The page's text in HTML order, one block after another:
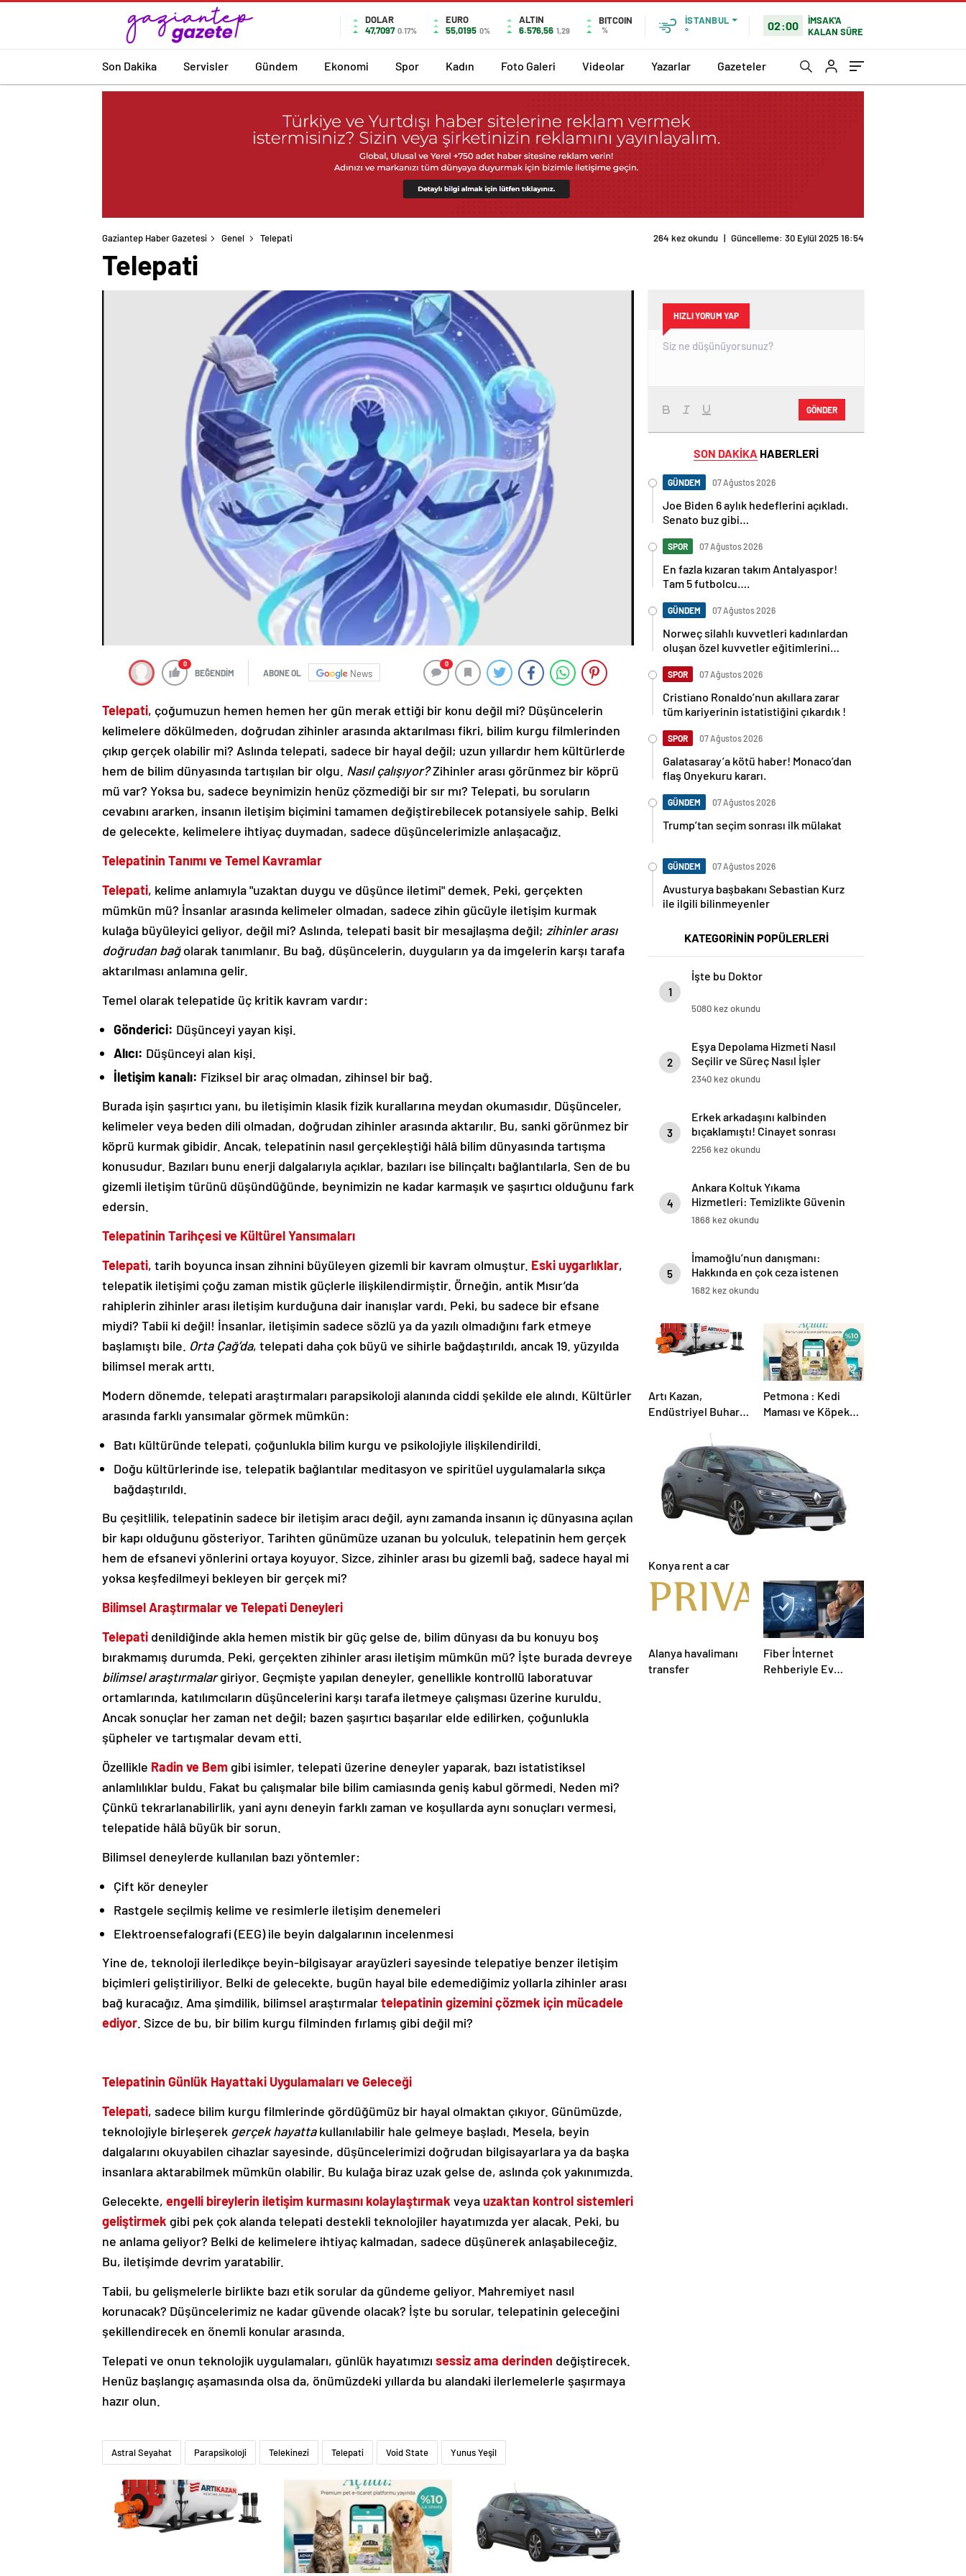
DOLAR
47,7097 0.17%
EURO
55,0195 0%
ALTIN
6.576,56 1,29
BITCOIN
%
İSTANBUL
°
02:00
İMSAK'A
KALAN SÜRE
Son Dakika Servisler Gündem Ekonomi Spor Kadın Foto Galeri Videolar Yazarlar Gazeteler
Gaziantep Haber Gazetesi Genel Telepati 264 kez okundu | Güncelleme: 30 Eylül 2025 16:54
Telepati
0
BEĞENDİM ABONE OL News
0
Telepati, çoğumuzun hemen hemen her gün merak ettiği bir konu değil mi? Düşüncelerin
kelimelere dökülmeden, doğrudan zihinler arasında aktarılması fikri, bilim kurgu filmlerinden
çıkıp gerçek olabilir mi? Aslında telepati, sadece bir hayal değil; uzun yıllardır hem kültürlerde
hem de bilim dünyasında tartışılan bir olgu. Nasıl çalışıyor?Zihinler arası görünmez bir köprü
mü var? Yoksa bu, sadece beynimizin henüz çözmediği bir sır mı? Telepati, bu soruların
cevabını ararken, insanın iletişim biçimini tamamen değiştirebilecek potansiyele sahip. Belki
de gelecekte, kelimelere ihtiyaç duymadan, sadece düşüncelerimizle anlaşacağız.
Telepatinin Tanımı ve Temel Kavramlar
Telepati, kelime anlamıyla "uzaktan duygu ve düşünce iletimi" demek. Peki, gerçekten
mümkün mü? İnsanlar arasında kelimeler olmadan, sadece zihin gücüyle iletişim kurmak
kulağa büyüleyici geliyor, değil mi? Aslında, telepati basit bir mesajlaşma değil; zihinler arası
doğrudan bağolarak tanımlanır. Bu bağ, düşüncelerin, duyguların ya da imgelerin karşı tarafa
aktarılması anlamına gelir.
Temel olarak telepatide üç kritik kavram vardır:
Gönderici: Düşünceyi yayan kişi.
Alıcı: Düşünceyi alan kişi.
İletişim kanalı: Fiziksel bir araç olmadan, zihinsel bir bağ.
Burada işin şaşırtıcı yanı, bu iletişimin klasik fizik kurallarına meydan okumasıdır. Düşünceler,
kelimeler veya beden dili olmadan, doğrudan zihinler arasında aktarılır. Bu, sanki görünmez bir
köprü kurmak gibidir. Ancak, telepatinin nasıl gerçekleştiği hâlâ bilim dünyasında tartışma
konusudur. Bazıları bunu enerji dalgalarıyla açıklar, bazıları ise bilinçaltı bağlantılarla. Sen de bu
gizemli iletişim türünü düşündüğünde, beynimizin ne kadar karmaşık ve şaşırtıcı olduğunu fark
edersin.
Telepatinin Tarihçesi ve Kültürel Yansımaları
Telepati, tarih boyunca insan zihnini büyüleyen gizemli bir kavram olmuştur. Eski uygarlıklar,
telepatik iletişimi çoğu zaman mistik güçlerle ilişkilendirmiştir. Örneğin, antik Mısır’da
rahiplerin zihinler arası iletişim kurduğuna dair inanışlar vardı. Peki, bu sadece bir efsane
miydi? Tabii ki değil! İnsanlar, iletişimin sadece sözlü ya da yazılı olmadığını fark etmeye
başlamıştı bile. Orta Çağ’da, telepati daha çok büyü ve sihirle bağdaştırıldı, ancak 19. yüzyılda
bilimsel merak arttı.
Modern dönemde, telepati araştırmaları parapsikoloji alanında ciddi şekilde ele alındı. Kültürler
arasında farklı yansımalar görmek mümkün:
Batı kültüründe telepati, çoğunlukla bilim kurgu ve psikolojiyle ilişkilendirildi.
Doğu kültürlerinde ise, telepatik bağlantılar meditasyon ve spiritüel uygulamalarla sıkça
bağdaştırıldı.
Bu çeşitlilik, telepatinin sadece bir iletişim aracı değil, aynı zamanda insanın iç dünyasına açılan
bir kapı olduğunu gösteriyor. Tarihten günümüze uzanan bu yolculuk, telepatinin hem gerçek
hem de efsanevi yönlerini ortaya koyuyor. Sizce, zihinler arası bu gizemli bağ, sadece hayal mi
yoksa keşfedilmeyi bekleyen bir gerçek mi?
Bilimsel Araştırmalar ve Telepati Deneyleri
Telepati denildiğinde akla hemen mistik bir güç gelse de, bilim dünyası da bu konuyu boş
bırakmamış durumda. Peki, gerçekten zihinler arası iletişim mümkün mü? İşte burada devreye
bilimsel araştırmalargiriyor. Geçmişte yapılan deneyler, genellikle kontrollü laboratuvar
ortamlarında, katılımcıların düşüncelerini karşı tarafa iletmeye çalışması üzerine kuruldu.
Ancak sonuçlar her zaman net değil; bazen şaşırtıcı başarılar elde edilirken, çoğunlukla
şüpheler ve tartışmalar devam etti.
Özellikle Radin ve Bem gibi isimler, telepati üzerine deneyler yaparak, bazı istatistiksel
anlamlılıklar buldu. Fakat bu çalışmalar bile bilim camiasında geniş kabul görmedi. Neden mi?
Çünkü tekrarlanabilirlik, yani aynı deneyin farklı zaman ve koşullarda aynı sonuçları vermesi,
telepatide hâlâ büyük bir sorun.
Bilimsel deneylerde kullanılan bazı yöntemler:
Çift kör deneyler
Rastgele seçilmiş kelime ve resimlerle iletişim denemeleri
Elektroensefalografi (EEG) ile beyin dalgalarının incelenmesi
Yine de, teknoloji ilerledikçe beyin-bilgisayar arayüzleri sayesinde telepatiye benzer iletişim
biçimleri geliştiriliyor. Belki de gelecekte, bugün hayal bile edemediğimiz yollarla zihinler arası
bağ kuracağız. Ama şimdilik, bilimsel araştırmalartelepatinin gizemini çözmek için mücadele
ediyor. Sizce de bu, bir bilim kurgu filminden fırlamış gibi değil mi?
Telepatinin Günlük Hayattaki Uygulamaları ve Geleceği
Telepati, sadece bilim kurgu filmlerinde gördüğümüz bir hayal olmaktan çıkıyor. Günümüzde,
teknolojiyle birleşerek gerçek hayattakullanılabilir hale gelmeye başladı. Mesela, beyin
dalgalarını okuyabilen cihazlar sayesinde, düşüncelerimizi doğrudan bilgisayarlara ya da başka
insanlara aktarabilmek mümkün olabilir. Bu kulağa biraz uzak gelse de, aslında çok yakınımızda.
Gelecekte, engelli bireylerin iletişim kurmasını kolaylaştırmak veyauzaktan kontrol sistemleri
geliştirmek gibi pek çok alanda telepati destekli teknolojiler hayatımızda yer alacak. Peki, bu
ne anlama geliyor? Belki de kelimelere ihtiyaç kalmadan, sadece düşünerek anlaşabileceğiz.
Bu, iletişimde devrim yaratabilir.
Tabii, bu gelişmelerle birlikte bazı etik sorular da gündeme geliyor. Mahremiyet nasıl
korunacak? Düşüncelerimiz ne kadar güvende olacak? İşte bu sorular, telepatinin geleceğini
şekillendirecek en önemli konular arasında.
Telepati ve onun teknolojik uygulamaları, günlük hayatımızı sessiz ama derinden değiştirecek.
Henüz başlangıç aşamasında olsa da, önümüzdeki yıllarda bu alandaki ilerlemelerle şaşırmaya
hazır olun.
Astral Seyahat Parapsikoloji Telekinezi Telepati Void State Yunus Yeşil
HIZLI YORUM YAP
GÖNDER
SON DAKİKA HABERLERİ
GÜNDEM 07 Ağustos 2026
Joe Biden 6 aylık hedeflerini açıkladı.
Senato buz gibi…
SPOR 07 Ağustos 2026
En fazla kızaran takım Antalyaspor!
Tam 5 futbolcu….
GÜNDEM 07 Ağustos 2026
Norweç silahlı kuvvetleri kadınlardan
oluşan özel kuvvetler eğitimlerini
SPOR 07 Ağustos 2026
Cristiano Ronaldo’nun akıllara zarar
tüm kariyerinin istatistiğini çıkardık !
SPOR 07 Ağustos 2026
Galatasaray’a kötü haber! Monaco’dan
flaş Onyekuru kararı.
GÜNDEM 07 Ağustos 2026
Trump’tan seçim sonrası ilk mülakat
GÜNDEM 07 Ağustos 2026
Avusturya başbakanı Sebastian Kurz
ile ilgili bilinmeyenler
KATEGORİNİN POPÜLERLERİ
1
İşte bu Doktor
5080 kez okundu
2
Eşya Depolama Hizmeti Nasıl
Seçilir ve Süreç Nasıl İşler
2340 kez okundu
3
Erkek arkadaşını kalbinden
bıçaklamıştı! Cinayet sonrası
mesajlar ortaya çıktı:
2256 kez okundu
4
Ankara Koltuk Yıkama
Hizmetleri: Temizlikte Güvenin
Adresi
1868 kez okundu
5
İmamoğlu’nun danışmanı:
Hakkında en çok ceza istenen
belediye başkanı İmamoğlu
1682 kez okundu
Artı Kazan,
Endüstriyel Buhar
Çözümleriyle
Üretim Tesislerine
Verimli Sistemler
Sunuyor
Petmona : Kedi
Maması ve Köpek
Ürünleri
Konya rent a car
Alanya havalimanı
transfer
Fiber İnternet
Rehberiyle Ev